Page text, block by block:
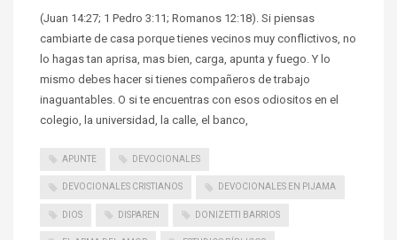
(Juan 14:27; 1 Pedro 3:11; Romanos 12:18). Si piensas
cambiarte de casa porque tienes vecinos muy conflictivos, no
lo hagas tan aprisa, mas bien, carga, apunta y fuego. Y lo
mismo debes hacer si tienes compañeros de trabajo
inaguantables. O si te encuentras con esos odiositos en el
colegio, la universidad, la calle, el banco,
APUNTE DEVOCIONALES
DEVOCIONALES CRISTIANOS DEVOCIONALES EN PIJAMA
DIOS DISPAREN DONIZETTI BARRIOS